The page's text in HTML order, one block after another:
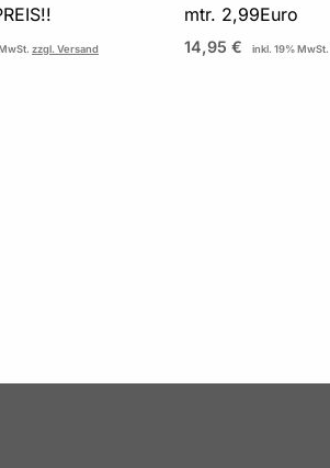
zzgl. Versand
mtr. 2,99Euro
14,95 € inkl. 19% MwSt.